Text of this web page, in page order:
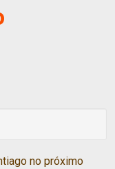
no próximo